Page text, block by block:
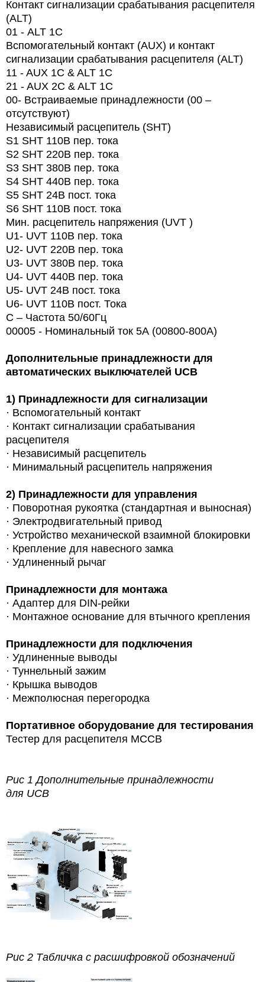
Контакт сигнализации срабатывания расцепителя
(ALT)
01 - ALT 1C
Вспомогательный контакт (AUX) и контакт
сигнализации срабатывания расцепителя (ALT)
11 - AUX 1C & ALT 1C
21 - AUX 2C & ALT 1C
00- Встраиваемые принадлежности (00 –
отсутствуют)
Независимый расцепитель (SHT)
S1 SHT 110В пер. тока
S2 SHT 220В пер. тока
S3 SHT 380В пер. тока
S4 SHT 440В пер. тока
S5 SHT 24В пост. тока
S6 SHT 110В пост. тока
Мин. расцепитель напряжения (UVT )
U1- UVT 110В пер. тока
U2- UVT 220В пер. тока
U3- UVT 380В пер. тока
U4- UVT 440В пер. тока
U5- UVT 24В пост. тока
U6- UVT 110В пост. Тока
С – Частота 50/60Гц
00005 - Номинальный ток 5А (00800-800A)
Дополнительные принадлежности для
автоматических выключателей UCB
1) Принадлежности для сигнализации
· Вспомогательный контакт
· Контакт сигнализации срабатывания
расцепителя
· Независимый расцепитель
· Минимальный расцепитель напряжения
2) Принадлежности для управления
· Поворотная рукоятка (стандартная и выносная)
· Электродвигательный привод
· Устройство механической взаимной блокировки
· Крепление для навесного замка
· Удлиненный рычаг
Принадлежности для монтажа
· Адаптер для DIN-рейки
· Монтажное основание для втычного крепления
Принадлежности для подключения
· Удлиненные выводы
· Туннельный зажим
· Крышка выводов
· Межполюсная перегородка
Портативное оборудование для тестирования
Тестер для расцепителя MCCB
Рис 1 Дополнительные принадлежности
для UCB
Рис 2 Табличка с расшифровкой обозначений